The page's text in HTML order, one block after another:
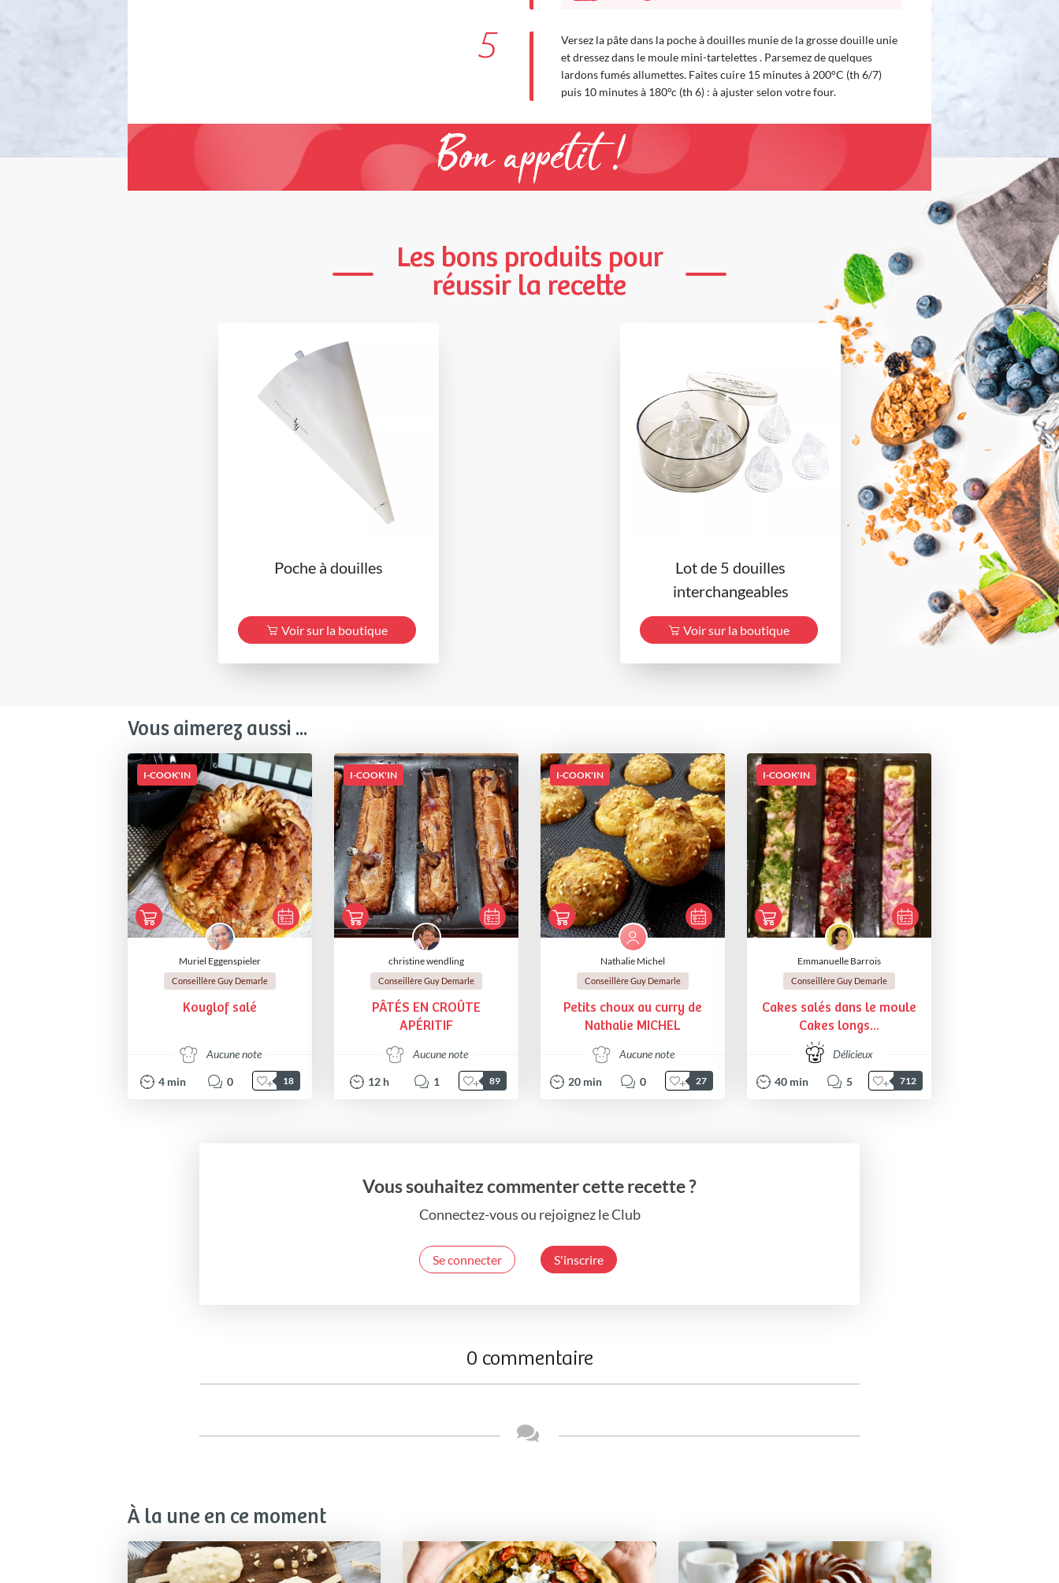
5
Versez la pâte dans la poche à douilles munie de la grosse douille unie
et dressez dans le moule mini-tartelettes . Parsemez de quelques
lardons fumés allumettes. Faites cuire 15 minutes à 200°C (th 6/7)
puis 10 minutes à 180°c (th 6) : à ajuster selon votre four.
Bon appétit !
Les bons produits pour
réussir la recette
Poche à douilles
Voir sur la boutique
Lot de 5 douilles
interchangeables
Voir sur la boutique
Vous aimerez aussi ...
I-COOK'IN
Muriel Eggenspieler
Conseillère Guy Demarle
Kouglof salé
Aucune note
4 min 0 18
I-COOK'IN
christine wendling
Conseillère Guy Demarle
PÂTÉS EN CROÛTE
APÉRITIF
Aucune note
12 h 1 89
I-COOK'IN
Nathalie Michel
Conseillère Guy Demarle
Petits choux au curry de
Nathalie MICHEL
Aucune note
20 min 0 27
I-COOK'IN
Emmanuelle Barrois
Conseillère Guy Demarle
Cakes salés dans le moule
Cakes longs...
Délicieux
40 min 5 712
Vous souhaitez commenter cette recette ?
Connectez-vous ou rejoignez le Club
Se connecter S'inscrire
0 commentaire
À la une en ce moment